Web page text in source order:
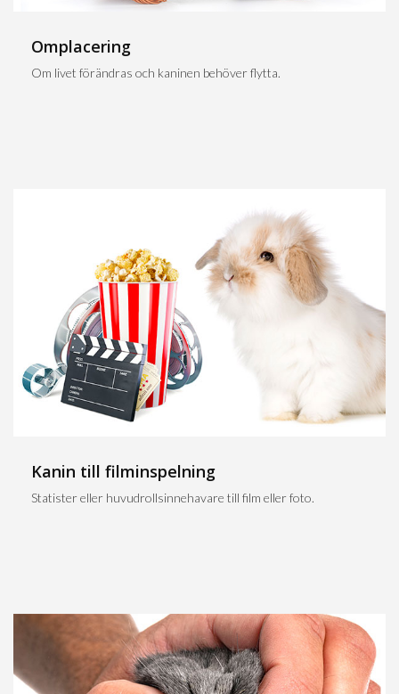
Omplacering
Om livet förändras och kaninen behöver flytta.
Kanin till filminspelning
Statister eller huvudrollsinnehavare till film eller foto.